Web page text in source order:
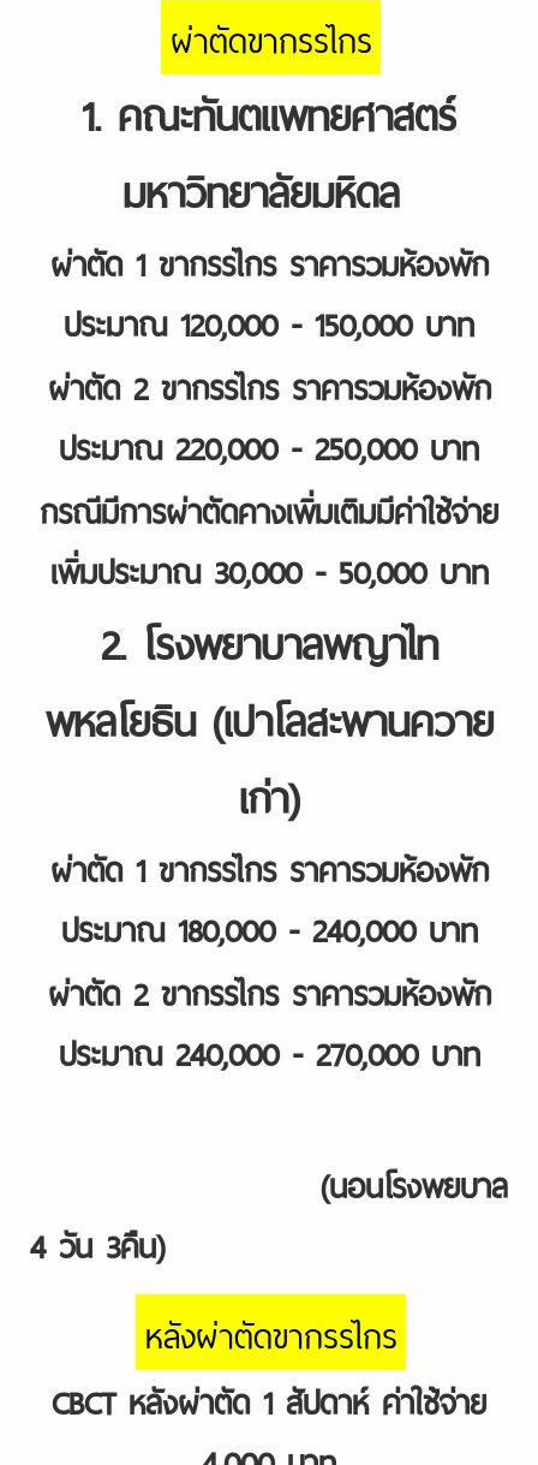
ผ่าตัดขากรรไกร
1. คณะทันตแพทยศาสตร์
มหาวิทยาลัยมหิดล
ผ่าตัด 1 ขากรรไกร ราคารวมห้องพัก
ประมาณ 120,000 - 150,000 บาท
ผ่าตัด 2 ขากรรไกร ราคารวมห้องพัก
ประมาณ 220,000 - 250,000 บาท
กรณีมีการผ่าตัดคางเพิ่มเติมมีค่าใช้จ่าย
เพิ่มประมาณ 30,000 - 50,000 บาท
2. โรงพยาบาลพญาไท
พหลโยธิน (เปาโลสะพานควาย
เก่า)
ผ่าตัด 1 ขากรรไกร ราคารวมห้องพัก
ประมาณ 180,000 - 240,000 บาท
ผ่าตัด 2 ขากรรไกร ราคารวมห้องพัก
ประมาณ 240,000 - 270,000 บาท
(นอนโรงพยบาล
4 วัน 3คืน)
หลังผ่าตัดขากรรไกร
CBCT หลังผ่าตัด 1 สัปดาห์ ค่าใช้จ่าย